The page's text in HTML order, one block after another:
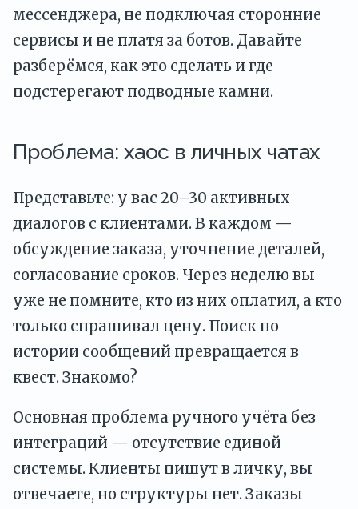
мессенджера, не подключая сторонние
сервисы и не платя за ботов. Давайте
разберёмся, как это сделать и где
подстерегают подводные камни.
Проблема: хаос в личных чатах
Представьте: у вас 20–30 активных
диалогов с клиентами. В каждом —
обсуждение заказа, уточнение деталей,
согласование сроков. Через неделю вы
уже не помните, кто из них оплатил, а кто
только спрашивал цену. Поиск по
истории сообщений превращается в
квест. Знакомо?
Основная проблема ручного учёта без
интеграций — отсутствие единой
системы. Клиенты пишут в личку, вы
отвечаете, но структуры нет. Заказы